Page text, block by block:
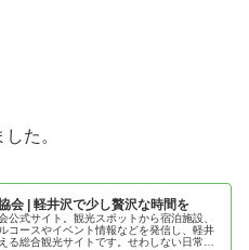
た。
会 | 軽井沢で少し贅沢な時間を
公式サイト。観光スポットから宿泊施設、
コースやイベント情報などを発信し、軽井
る総合観光サイトです。せわしない日常を